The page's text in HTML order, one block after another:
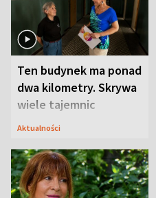
Ten budynek ma ponad
dwa kilometry. Skrywa
wiele tajemnic
Aktualności